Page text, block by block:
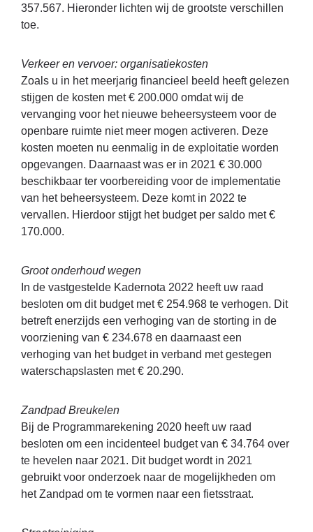
357.567. Hieronder lichten wij de grootste verschillen
toe.
Verkeer en vervoer: organisatiekosten
Zoals u in het meerjarig financieel beeld heeft gelezen
stijgen de kosten met € 200.000 omdat wij de
vervanging voor het nieuwe beheersysteem voor de
openbare ruimte niet meer mogen activeren. Deze
kosten moeten nu eenmalig in de exploitatie worden
opgevangen. Daarnaast was er in 2021 € 30.000
beschikbaar ter voorbereiding voor de implementatie
van het beheersysteem. Deze komt in 2022 te
vervallen. Hierdoor stijgt het budget per saldo met €
170.000.
Groot onderhoud wegen
In de vastgestelde Kadernota 2022 heeft uw raad
besloten om dit budget met € 254.968 te verhogen. Dit
betreft enerzijds een verhoging van de storting in de
voorziening van € 234.678 en daarnaast een
verhoging van het budget in verband met gestegen
waterschapslasten met € 20.290.
Zandpad Breukelen
Bij de Programmarekening 2020 heeft uw raad
besloten om een incidenteel budget van € 34.764 over
te hevelen naar 2021. Dit budget wordt in 2021
gebruikt voor onderzoek naar de mogelijkheden om
het Zandpad om te vormen naar een fietsstraat.